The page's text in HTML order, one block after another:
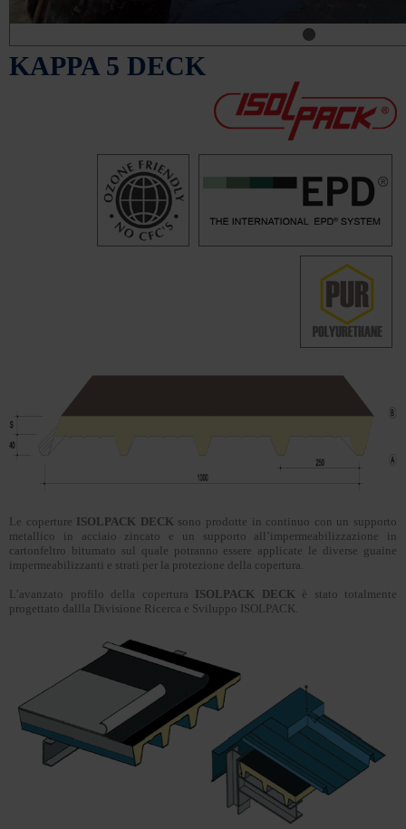
KAPPA 5 DECK
Le coperture ISOLPACK DECK sono prodotte in continuo con un supporto
metallico in acciaio zincato e un supporto all’impermeabilizzazione in
cartonfeltro bitumato sul quale potranno essere applicate le diverse guaine
impermeabilizzanti e strati per la protezione della copertura.
L’avanzato profilo della copertura ISOLPACK DECK è stato totalmente
progettato dallla Divisione Ricerca e Sviluppo ISOLPACK.